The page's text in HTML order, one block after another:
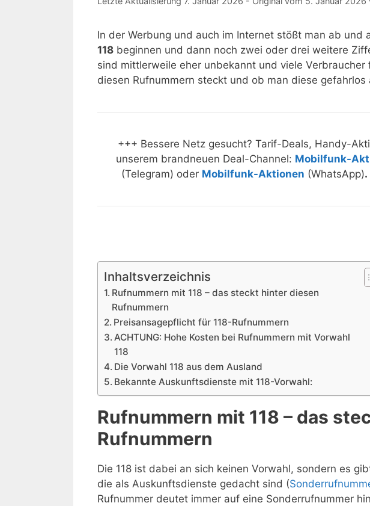
In der Werbung und auch im Internet stößt man ab und
118 beginnen und dann noch zwei oder drei weitere
sind mittlerweile eher unbekannt und viele
diesen Rufnummern steckt und ob man diese gefahrlos
+++ Bessere Netz gesucht? Tarif-Deals, Handy-
unserem brandneuen Deal-Channel: Mobilfunk-
(Telegram) oder Mobilfunk-Aktionen (WhatsApp)
Inhaltsverzeichnis
Rufnummern mit 118 – das steckt hinter diesen
Rufnummern
Preisansagepflicht für 118-Rufnummern
ACHTUNG: Hohe Kosten bei Rufnummern mit Vorwahl
118
Die Vorwahl 118 aus dem Ausland
Bekannte Auskunftsdienste mit 118-Vorwahl:
Rufnummern mit 118 – das
Rufnummern
Die 118 ist dabei an sich keinen Vorwahl, sondern es
die als Auskunftsdienste gedacht sind (
Rufnummer deutet immer auf eine Sonderrufnummer